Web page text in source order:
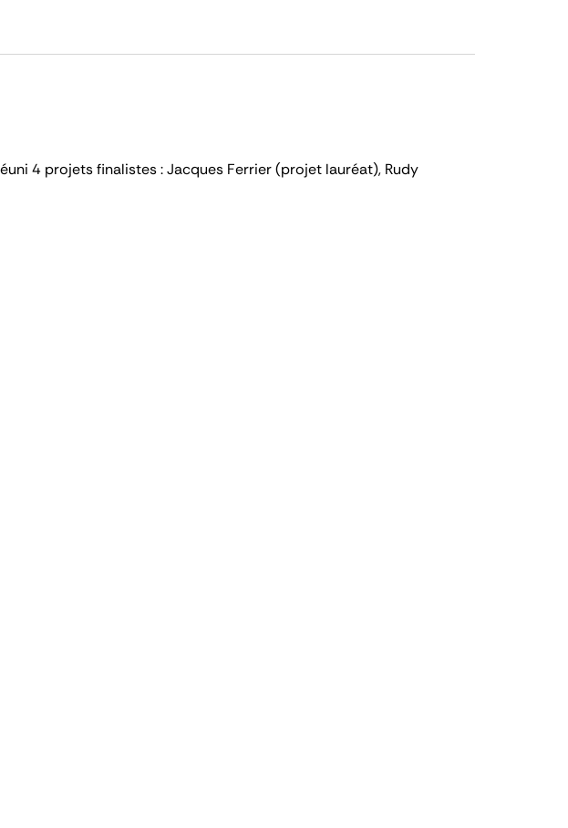
4 projets finalistes : Jacques Ferrier (projet lauréat), Rudy